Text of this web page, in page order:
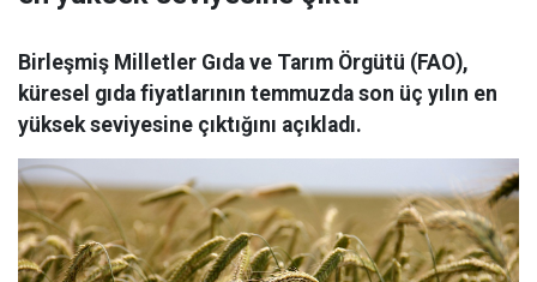
Birleşmiş Milletler Gıda ve Tarım Örgütü (FAO),
küresel gıda fiyatlarının temmuzda son üç yılın en
yüksek seviyesine çıktığını açıkladı.